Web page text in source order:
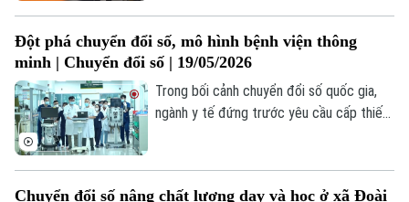
chủ động nắm bắt công nghệ cao để tạo
ra các thiết bị hiện đại, làm tiền đề phát
triển cho nhiều ngành công nghiệp trọng
điểm như đóng tàu, chế tạo ô tô và xây
Đột phá chuyển đổi số, mô hình bệnh viện thông
minh | Chuyển đổi số | 19/05/2026
Trong bối cảnh chuyển đổi số quốc gia,
ngành y tế đứng trước yêu cầu cấp thiết
Chuyển đổi số nâng chất lượng dạy và học ở xã Đoài